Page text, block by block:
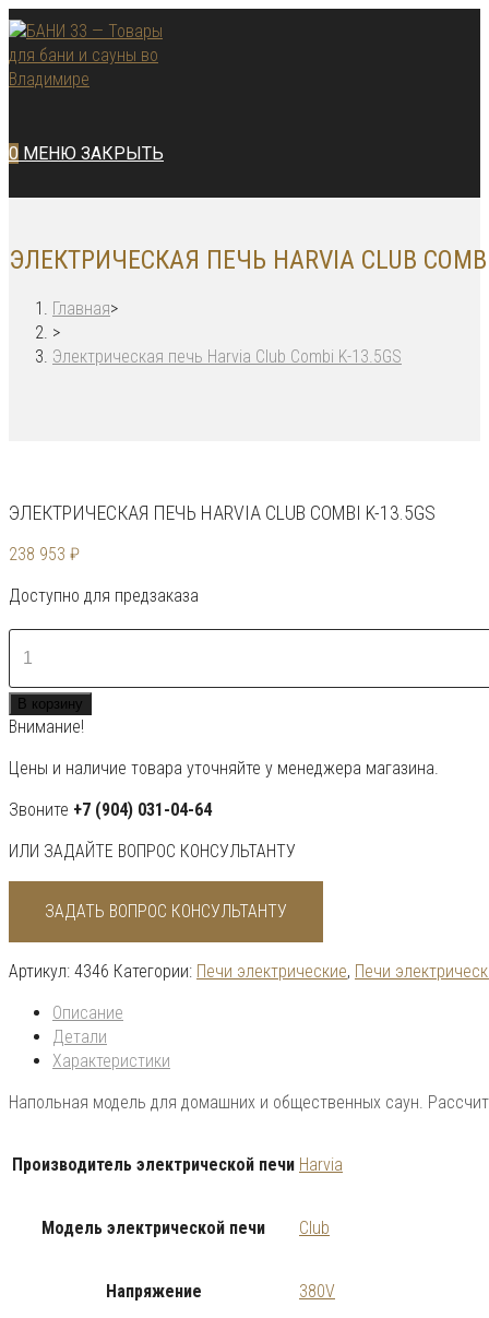
Перейти
к
содержимому
0 МЕНЮ ЗАКРЫТЬ
ЭЛЕКТРИЧЕСКАЯ ПЕЧЬ HARVIA CLUB
Главная>
>
Электрическая печь Harvia Club Combi K-13.5GS
ЭЛЕКТРИЧЕСКАЯ ПЕЧЬ HARVIA CLUB COMBI K-13.5GS
238 953 ₽
Доступно для предзаказа
Количество
товара
Электрическая
печь
Harvia
Club
Combi
K-
В корзину
Внимание!
Цены и наличие товара уточняйте у менеджера магазина.
Звоните +7 (904) 031-04-64
ИЛИ ЗАДАЙТЕ ВОПРОС КОНСУЛЬТАНТУ
ЗАДАТЬ ВОПРОС КОНСУЛЬТАНТУ
Артикул: 4346 Категории: Печи электрические, Печи
Описание
Детали
Характеристики
Напольная модель для домашних и общественных саун.
Производитель электрической печи Harvia
Модель электрической печи Club
Напряжение 380V